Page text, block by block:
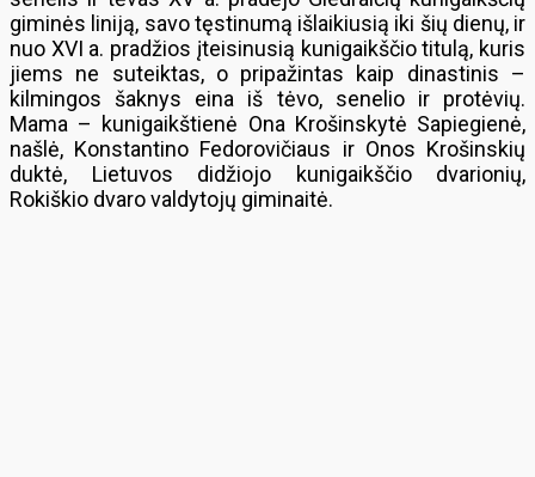
giminės liniją, savo tęstinumą išlaikiusią iki šių dienų, ir
nuo XVI a. pradžios įteisinusią kunigaikščio titulą, kuris
jiems ne suteiktas, o pripažintas kaip dinastinis –
kilmingos šaknys eina iš tėvo, senelio ir protėvių.
Mama – kunigaikštienė Ona Krošinskytė Sapiegienė,
našlė, Konstantino Fedorovičiaus ir Onos Krošinskių
duktė, Lietuvos didžiojo kunigaikščio dvarionių,
Rokiškio dvaro valdytojų giminaitė.